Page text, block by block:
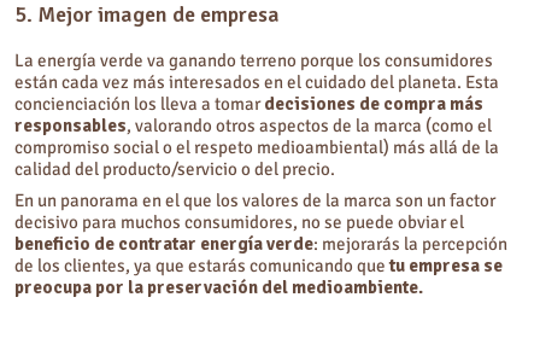
5. Mejor imagen de empresa
La energía verde va ganando terreno porque los consumidores
están cada vez más interesados en el cuidado del planeta. Esta
concienciación los lleva a tomardecisiones de compra más
responsables, valorando otros aspectos de la marca (como el
compromiso social o el respeto medioambiental) más allá de la
calidad del producto/servicio o del precio.
En un panorama en el que los valores de la marca son un factor
decisivo para muchos consumidores, no se puede obviar el
beneficio de contratar energía verde: mejorarás la percepción
de los clientes, ya que estarás comunicando quetu empresa se
preocupa por la preservación del medioambiente.